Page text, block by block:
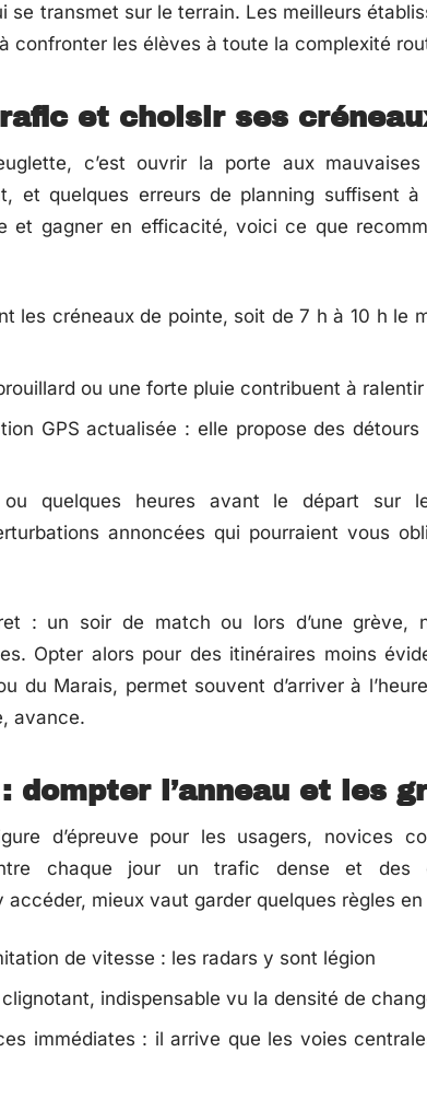
se transmet sur le terrain. Les meilleurs
confronter les élèves à toute la complexité
et choisir ses
c’est ouvrir la porte aux
et quelques erreurs de planning suffisent
et gagner en efficacité, voici ce que
les créneaux de pointe, soit de 7 h à 10 h le
ou une forte pluie contribuent à
GPS actualisée : elle propose des
ou quelques heures avant le départ sur
annoncées qui pourraient vous
: un soir de match ou lors d’une grève,
Opter alors pour des itinéraires moins
du Marais, permet souvent d’arriver à
avance.
dompter l’anneau et les
d’épreuve pour les usagers, novices
chaque jour un trafic dense et des
accéder, mieux vaut garder quelques règles
de vitesse : les radars y sont légion
indispensable vu la densité de
immédiates : il arrive que les voies